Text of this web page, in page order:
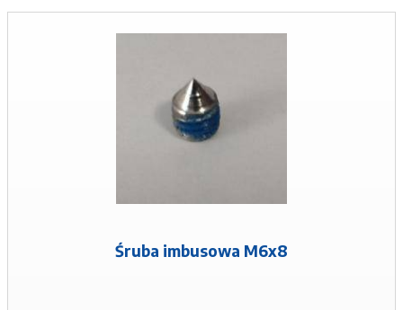
Śruba imbusowa M6x8